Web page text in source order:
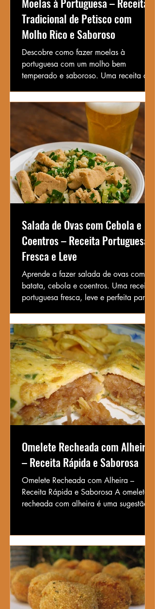
Tradicional de Petisco com
Molho Rico e Saboroso
Descobre como fazer moelas à
portuguesa com um molho bem
temperado e saboroso. Uma receita de
Salada de Ovas com Cebola e
Coentros – Receita Portuguesa
Fresca e Leve
Aprende a fazer salada de ovas com
batata, cebola e coentros. Uma receita
portuguesa fresca, leve e perfeita para
Omelete Recheada com Alheira
– Receita Rápida e Saborosa
Omelete Recheada com Alheira –
Receita Rápida e Saborosa A omelete
recheada com alheira é uma sugestão